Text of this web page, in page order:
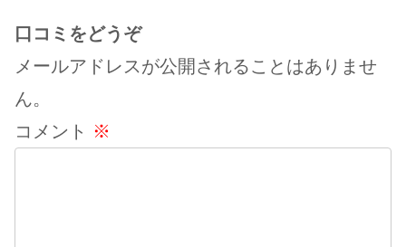
口コミをどうぞ
メールアドレスが公開されることはありませ
ん。
コメント ※